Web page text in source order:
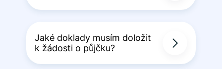
Jaké doklady musím doložit
k žádosti o půjčku?